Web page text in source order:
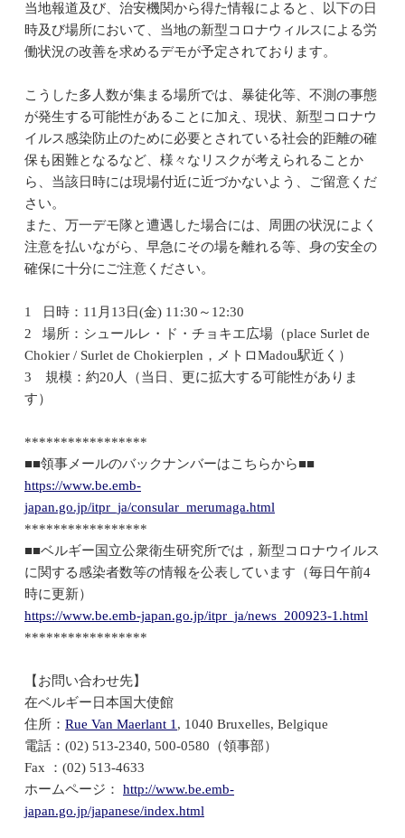
当地報道及び、治安機関から得た情報によると、以下の日
時及び場所において、当地の新型コロナウィルスによる労
働状況の改善を求めるデモが予定されております。
こうした多人数が集まる場所では、暴徒化等、不測の事態
が発生する可能性があることに加え、現状、新型コロナウ
イルス感染防止のために必要とされている社会的距離の確
保も困難となるなど、様々なリスクが考えられることか
ら、当該日時には現場付近に近づかないよう、ご留意くだ
さい。
また、万一デモ隊と遭遇した場合には、周囲の状況によく
注意を払いながら、早急にその場を離れる等、身の安全の
確保に十分にご注意ください。
1 日時：11月13日(金) 11:30～12:30
2 場所：シュールレ・ド・チョキエ広場（place Surlet de
Chokier / Surlet de Chokierplen，メトロMadou駅近く）
3 規模：約20人（当日、更に拡大する可能性がありま
す）
*****************
■■領事メールのバックナンバーはこちらから■■
https://www.be.emb-
japan.go.jp/itpr_ja/consular_merumaga.html
*****************
■■ベルギー国立公衆衛生研究所では，新型コロナウイルス
に関する感染者数等の情報を公表しています（毎日午前4
時に更新）
https://www.be.emb-japan.go.jp/itpr_ja/news_200923-1.html
*****************
【お問い合わせ先】
在ベルギー日本国大使館
住所： Rue Van Maerlant 1, 1040 Bruxelles, Belgique
電話：(02) 513-2340, 500-0580（領事部）
Fax ：(02) 513-4633
ホームページ： http://www.be.emb-
japan.go.jp/japanese/index.html